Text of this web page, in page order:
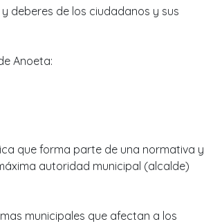
deberes de los ciudadanos y sus
Anoeta:
que forma parte de una normativa y
autoridad municipal (alcalde)
municipales que afectan a los